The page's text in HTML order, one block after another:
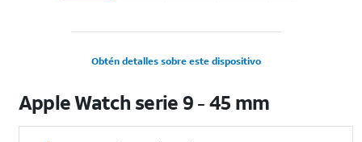
Obtén detalles sobre este dispositivo
Apple Watch serie 9 - 45 mm